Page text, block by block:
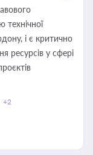
технічної
і є критично
ресурсів у сфері
+2